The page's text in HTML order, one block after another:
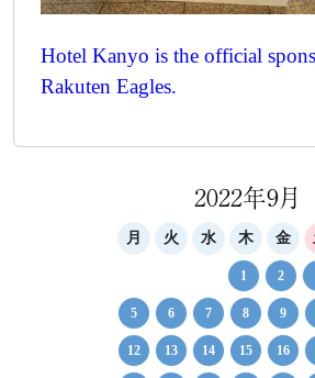
Hotel Kanyo is the official
Rakuten Eagles.
2022年9月
月 火 水 木 金
1 2
5 6 7 8 9
12 13 14 15 16